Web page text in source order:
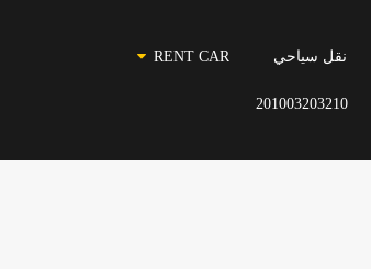
نقل سياحي RENT CAR
201003203210